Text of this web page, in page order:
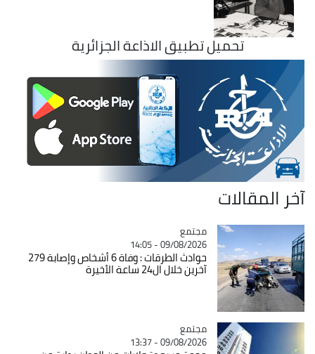
تحميل تطبيق الاذاعة الجزائرية
آخر المقالات
Catégorie
مجتمع
09/08/2026 - 14:05
حوادث الطرقات : وفاة 6 أشخاص وإصابة 279
آخرين خلال ال24 ساعة الأخيرة
Catégorie
مجتمع
09/08/2026 - 13:37